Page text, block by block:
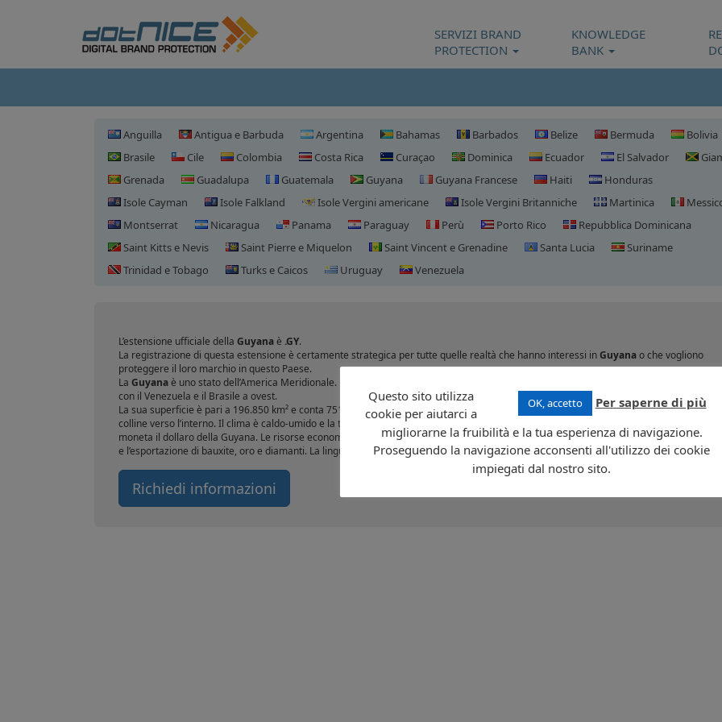
SERVIZI BRAND
PROTECTION
KNOWLEDGE
BANK
Anguilla Antigua e Barbuda Argentina Bahamas Barbados Belize Bermuda
Bolivia
Brasile
Cile Colombia Costa Rica Curaçao Dominica Ecuador El Salvador
Grenada
Guadalupa Guatemala Guyana Guyana Francese Haiti
Honduras
Isole Cayman
Isole Falkland Isole Vergini americane Isole Vergini Britanniche Martinica
Montserrat
Nicaragua Panama Paraguay Perù Porto Rico
Repubblica Dominicana
Saint Kitts e Nevis
Saint Pierre e Miquelon Saint Vincent e Grenadine Santa Lucia
Suriname
Trinidad e Tobago
Turks e Caicos Uruguay VenezuelaRegistrazione domini
L’estensione ufficiale della Guyanaè .GY.
La registrazione di questa estensione è certamente strategica per tutte quelle realtà che hanno interessi inGuyanao che vogliono
proteggere il loro marchio in questo Paese.
La Guyanaè uno stato dell’America Meridionale. Bagnato a nord dall’Oceano Atlantico, confina con il Suriname a est, con il Brasile a
con il Venezuela e il Brasile a ovest.
La sua superficie è pari a 196.850 km² e conta 751.223 abitanti. Il territorio è prevalentemente pianeggiante, con una vasta presenza di
colline verso l’interno. Il clima è caldo-umido e la temperatura mantiene sulla costa una media di 26°C. La capitale è Georgetown e la
moneta il dollaro della Guyana. Le risorse economiche si dividono tra la pesca dei gamberetti, l’agricoltura (banane e canne da
e l’esportazione di bauxite, oro e diamanti. La lingua ufficiale è l’inglese.
Richiedi informazioni
OK, accetto Per saperne di più
Questo sito utilizza
cookie per aiutarci a
migliorarne la fruibilità e la tua esperienza di navigazione.
Proseguendo la navigazione acconsenti all'utilizzo dei cookie
impiegati dal nostro sito.